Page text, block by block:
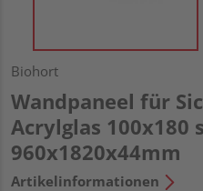
Biohort
Wandpaneel für
Acrylglas 100x180
960x1820x44mm
Artikelinformationen